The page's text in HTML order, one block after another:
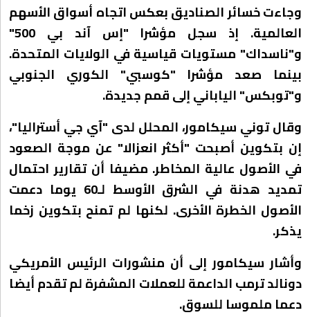
وجاءت خسائر الصناديق بعكس اتجاه أسواق الأسهم
العالمية. إذ سجل مؤشرا "إس آند بي 500"
و"ناسداك" مستويات قياسية في الولايات المتحدة.
بينما صعد مؤشرا "كوسبي" الكوري الجنوبي
و"توبكس" الياباني إلى قمم جديدة.
وقال توني سيكامور، المحلل لدى "آي جي أستراليا"،
إن بتكوين أصبحت "أكثر انعزالا" عن موجة الصعود
في الأصول عالية المخاطر. مضيفا أن تقارير احتمال
تمديد هدنة في الشرق الأوسط لـ60 يوما دعمت
الأصول الخطرة الأخرى. لكنها لم تمنح بتكوين زخما
يذكر.
وأشار سيكامور إلى أن منشورات الرئيس الأمريكي
دونالد ترمب الداعمة للعملات المشفرة لم تقدم أيضا
دعما ملموسا للسوق.